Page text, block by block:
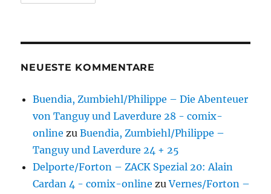
NEUESTE KOMMENTARE
Buendia, Zumbiehl/Philippe – Die Abenteuer
von Tanguy und Laverdure 28 - comix-
online zuBuendia, Zumbiehl/Philippe –
Tanguy und Laverdure 24 + 25
Delporte/Forton – ZACK Spezial 20: Alain
Cardan 4 - comix-online zuVernes/Forton –